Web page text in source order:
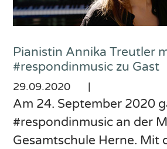
Pianistin Annika Treutler
#respondinmusic zu Gast
29.09.2020 |
Am 24. September 2020
#respondinmusic an der
Gesamtschule Herne. Mit